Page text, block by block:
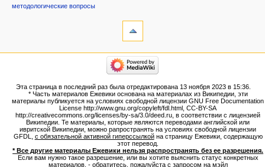
методологические вопросы
Версия
для
Постоянная
ссылка
Сведения
о странице
категории
Народ
Проекты
Проекты/Участники/
дополнения
Публикации:Авторы
Публикации:Статьи по типу
Темы
ежевиковый куст
ЕжеВиКа,Еврейская Вики-
Эта страница в последний раз была отредактирована 13 ноября 2023 в 15:36.
* Часть материалов Ежевики основана на материалах из Википедии, эти
материалы публикуется на условиях свободной лицензии GNU Free Documentation
License http://www.gnu.org/copyleft/fdl.html, CC-BY-SA
http://creativecommons.org/licenses/by-sa/3.0/deed.ru, в соответствии с лицензией
Википедии. Те материалы, которые являются переводами английской или
ивритской Википедии, можно рапространять на условиях свободной лицензии
GFDL, с обязательной активной гиперссылкойна страницу Ежевики, содержащую
этот перевод.
* Все другие материалы Ежевики нельзя распространять без ее разрешения.
Если вам нужно такое разрешение, или вы хотите выяснить статус конкретных
материалов, - обратитесь, пожалуйста с запросом на мэйл